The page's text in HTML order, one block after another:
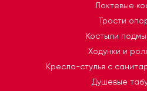
Локтевые
Трости
Костыли
Ходунки и
Кресла-стулья с
Душевые